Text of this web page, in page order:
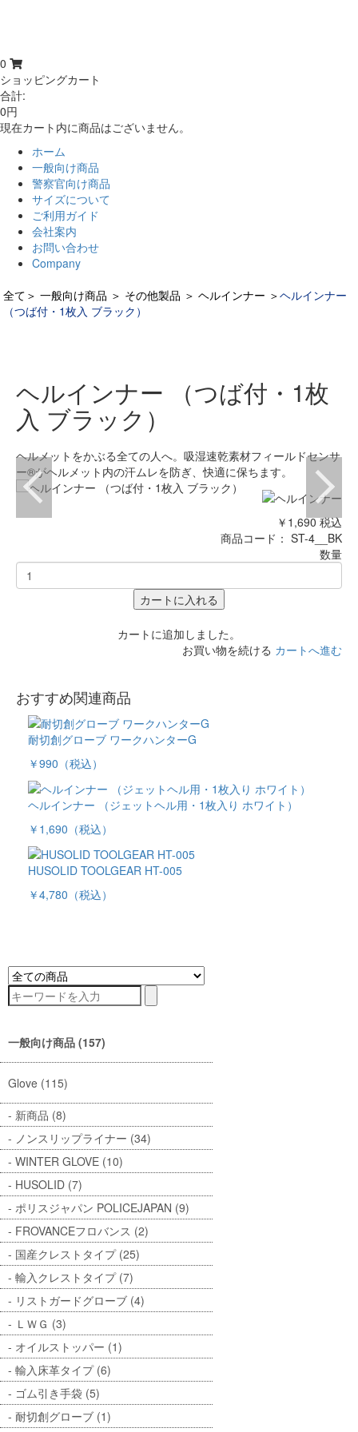
0
ショッピングカート
合計:
0円
現在カート内に商品はございません。
ホーム
一般向け商品
警察官向け商品
サイズについて
ご利用ガイド
会社案内
お問い合わせ
Company
全て ＞ 一般向け商品 ＞ その他製品 ＞ ヘルインナー ＞ヘルインナー
（つば付・1枚入 ブラック）
ヘルインナー （つば付・1枚
入 ブラック）
ヘルメットをかぶる全ての人へ。吸湿速乾素材フィールドセンサ
ー®がヘルメット内の汗ムレを防ぎ、快適に保ちます。
￥1,690 税込
商品コード： ST-4__BK
数量
カートに入れる
カートに追加しました。
お買い物を続ける カートへ進む
おすすめ関連商品
耐切創グローブ ワークハンターG
￥990 （税込）
ヘルインナー （ジェットヘル用・1枚入り ホワイト）
￥1,690 （税込）
HUSOLID TOOLGEAR HT-005
￥4,780 （税込）
一般向け商品 (157)
Glove (115)
新商品 (8)
ノンスリップライナー (34)
WINTER GLOVE (10)
HUSOLID (7)
ポリスジャパン POLICEJAPAN (9)
FROVANCEフロバンス (2)
国産クレストタイプ (25)
輸入クレストタイプ (7)
リストガードグローブ (4)
ＬＷＧ (3)
オイルストッパー (1)
輸入床革タイプ (6)
ゴム引き手袋 (5)
耐切創グローブ (1)